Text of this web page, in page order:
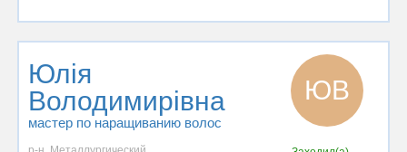
Юлія
Володимирівна
мастер по наращиванию волос
ЮВ